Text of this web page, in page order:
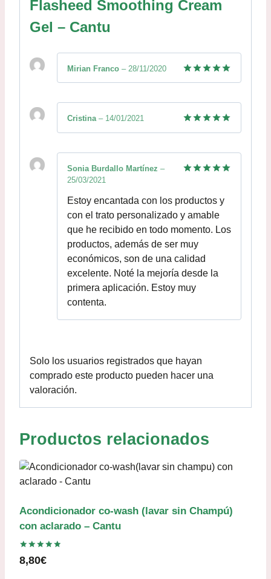
Flasheed Smoothing Cream
Gel – Cantu
Valorado
Mirian Franco – 28/11/2020
Valorado
Cristina – 14/01/2021
Sonia Burdallo Martínez –
25/03/2021
Estoy encantada con los productos y
con el trato personalizado y amable
que he recibido en todo momento. Los
productos, además de ser muy
económicos, son de una calidad
excelente. Noté la mejoría desde la
primera aplicación. Estoy muy
contenta.
Solo los usuarios registrados que hayan
comprado este producto pueden hacer una
valoración.
Productos relacionados
Acondicionador co-wash (lavar sin Champú)
con aclarado – Cantu
Valorado
con
8,80€